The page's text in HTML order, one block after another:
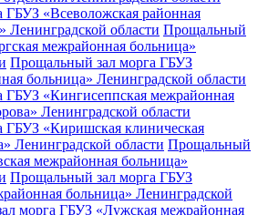
«Всеволожская районная
Ленинградской области Прощальный
межрайонная больница»
Прощальный зал морга ГБУЗ
больница» Ленинградской области
«Кингисеппская межрайонная
Ленинградской области
«Киришская клиническая
Ленинградской области Прощальный
межрайонная больница»
Прощальный зал морга ГБУЗ
больница» Ленинградской
морга ГБУЗ «Лужская межрайонная